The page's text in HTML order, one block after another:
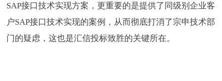
SAP接口技术实现方案，更重要的是提供了同级别企业客
户SAP接口技术实现的案例，从而彻底打消了宗申技术部
门的疑虑，这也是汇信投标致胜的关键所在。